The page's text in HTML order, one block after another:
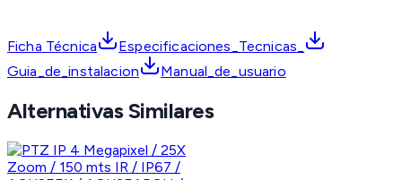
Ficha Técnica
Especificaciones_Tecnicas_
Guia_de_instalacion
Manual_de_usuario
Alternativas Similares